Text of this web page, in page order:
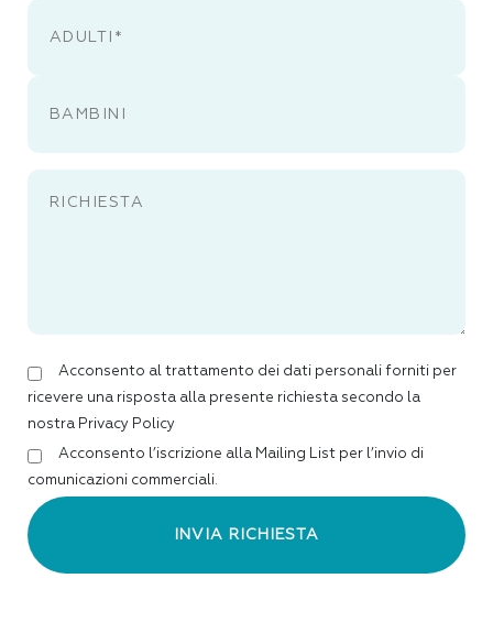
Acconsento al trattamento dei dati personali forniti per
ricevere una risposta alla presente richiesta secondo la
nostra Privacy Policy
Acconsento l’iscrizione alla Mailing List per l’invio di
comunicazioni commerciali.